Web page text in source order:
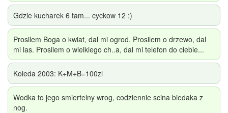
Gdzie kucharek 6 tam... cyckow 12 :)
Prosilem Boga o kwiat, dal mi ogrod. Prosilem o drzewo, dal
mi las. Prosilem o wielkiego ch..a, dal mi telefon do ciebie...
Koleda 2003: K+M+B=100zl
Wodka to jego smiertelny wrog, codziennie scina biedaka z
nog.